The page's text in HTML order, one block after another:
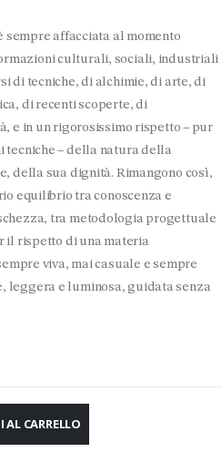
sempre affacciata al momento
culturali, sociali, industriali
di tecniche, di alchimie, di arte, di
di recenti scoperte, di
e in un rigorosissimo rispetto – pur
tecniche – della natura della
della sua dignità. Rimangono così,
equilibrio tra conoscenza e
tra metodologia progettuale
il rispetto di una materia
viva, mai casuale e sempre
leggera e luminosa, guidata senza
CARRELLO